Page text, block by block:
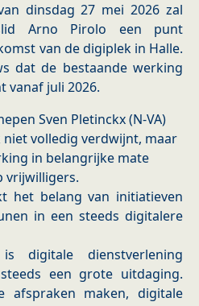
dinsdag 27 mei 2026 zal
Arno Pirolo een punt
van de digiplek in Halle.
dat de bestaande werking
vanaf juli 2026.
Sven Pletinckx (N-VA)
volledig verdwijnt, maar
in belangrijke mate
vrijwilligers.
het belang van initiatieven
in een steeds digitalere
digitale dienstverlening
een grote uitdaging.
afspraken maken, digitale